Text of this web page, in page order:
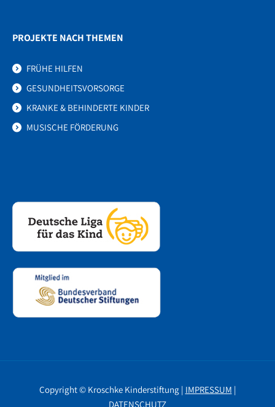
PROJEKTE NACH THEMEN
FRÜHE HILFEN
GESUNDHEITSVORSORGE
KRANKE & BEHINDERTE KINDER
MUSISCHE FÖRDERUNG
Copyright © Kroschke Kinderstiftung | IMPRESSUM |
DATENSCHUTZ